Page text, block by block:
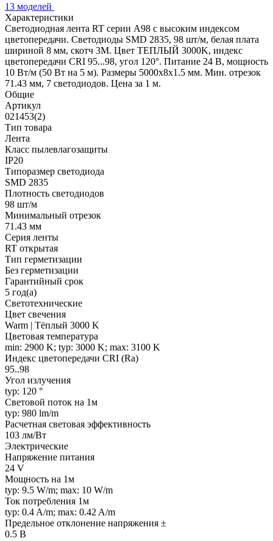
13 моделей
Характеристики
Светодиодная лента RT серии A98 с высоким индексом
цветопередачи. Светодиоды SMD 2835, 98 шт/м, белая плата
шириной 8 мм, скотч 3М. Цвет ТЕПЛЫЙ 3000K, индекс
цветопередачи CRI 95...98, угол 120°. Питание 24 В, мощность
10 Вт/м (50 Вт на 5 м). Размеры 5000х8х1.5 мм. Мин. отрезок
71.43 мм, 7 светодиодов. Цена за 1 м.
Общие
Артикул
021453(2)
Тип товара
Лента
Класс пылевлагозащиты
IP20
Типоразмер светодиода
SMD 2835
Плотность светодиодов
98 шт/м
Минимальный отрезок
71.43 мм
Серия ленты
RT открытая
Тип герметизации
Без герметизации
Гарантийный срок
5 год(а)
Светотехнические
Цвет свечения
Warm | Тёплый 3000 K
Цветовая температура
min: 2900 K; typ: 3000 K; max: 3100 K
Индекс цветопередачи CRI (Ra)
95..98
Угол излучения
typ: 120 °
Световой поток на 1м
typ: 980 lm/m
Расчетная световая эффективность
103 лм/Вт
Электрические
Напряжение питания
24 V
Мощность на 1м
typ: 9.5 W/m; max: 10 W/m
Ток потребления 1м
typ: 0.4 A/m; max: 0.42 A/m
Предельное отклонение напряжения ±
0.5 В